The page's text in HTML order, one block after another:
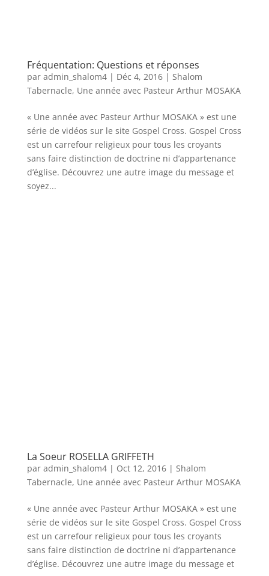
Fréquentation: Questions et réponses
par admin_shalom4| Déc 4, 2016| Shalom
Tabernacle, Une année avec Pasteur Arthur MOSAKA
« Une année avec Pasteur Arthur MOSAKA » est une
série de vidéos sur le site Gospel Cross. Gospel Cross
est un carrefour religieux pour tous les croyants
sans faire distinction de doctrine ni d’appartenance
d’église. Découvrez une autre image du message et
soyez...
La Soeur ROSELLA GRIFFETH
par admin_shalom4| Oct 12, 2016| Shalom
Tabernacle, Une année avec Pasteur Arthur MOSAKA
« Une année avec Pasteur Arthur MOSAKA » est une
série de vidéos sur le site Gospel Cross. Gospel Cross
est un carrefour religieux pour tous les croyants
sans faire distinction de doctrine ni d’appartenance
d’église. Découvrez une autre image du message et